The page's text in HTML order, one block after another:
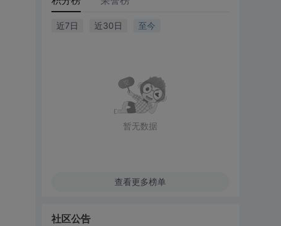
近7日 近30日 至今
暂无数据
查看更多榜单
社区公告